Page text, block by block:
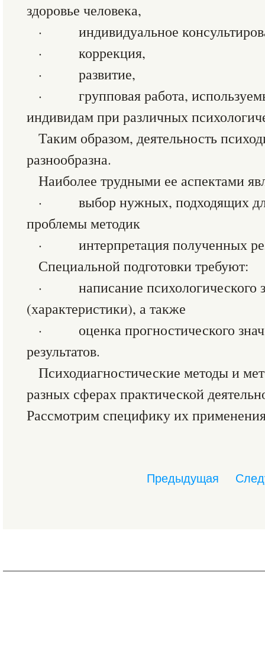
здоровье человека,
· индивидуальное
· коррекция,
· развитие,
· групповая работа,
индивидам при различных
Таким образом, деятельность
разнообразна.
Наиболее трудными ее аспектами
· выбор нужных, подходящих
проблемы методик
· интерпретация полученных
Специальной подготовки требуют:
· написание психологического
(характеристики), а также
· оценка прогностического
результатов.
Психодиагностические методы и
разных сферах практической
Рассмотрим специфику их
Предыдущая